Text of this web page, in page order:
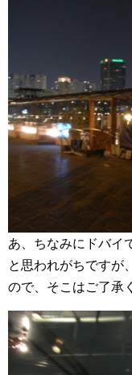
あ、ちなみにドバイ
と思われがちですが
ので、そこはご了承